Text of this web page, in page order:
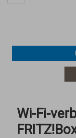
Wi-Fi-